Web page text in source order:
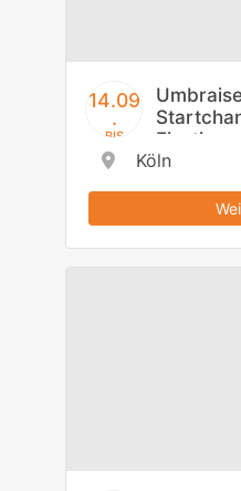
14.09
.
BIS
15.09.
Köln